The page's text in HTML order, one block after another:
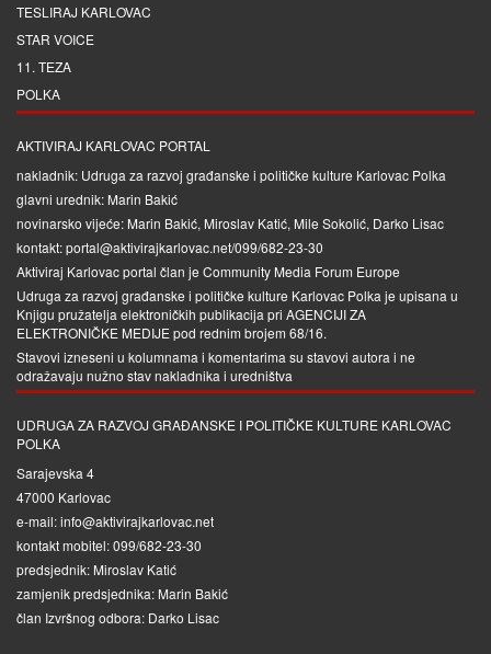
TESLIRAJ KARLOVAC
STAR VOICE
11. TEZA
POLKA
AKTIVIRAJ KARLOVAC PORTAL
nakladnik: Udruga za razvoj građanske i političke kulture Karlovac Polka
glavni urednik: Marin Bakić
novinarsko vijeće: Marin Bakić, Miroslav Katić, Mile Sokolić, Darko Lisac
kontakt: portal@aktivirajkarlovac.net/099/682-23-30
Aktiviraj Karlovac portal član je Community Media Forum Europe
Udruga za razvoj građanske i političke kulture Karlovac Polka je upisana u
Knjigu pružatelja elektroničkih publikacija pri AGENCIJI ZA
ELEKTRONIČKE MEDIJEpod rednim brojem 68/16.
Stavovi izneseni u kolumnama i komentarima su stavovi autora i ne
odražavaju nužno stav nakladnika i uredništva
UDRUGA ZA RAZVOJ GRAĐANSKE I POLITIČKE KULTURE KARLOVAC
POLKA
Sarajevska 4
47000 Karlovac
e-mail: info@aktivirajkarlovac.net
kontakt mobitel: 099/682-23-30
predsjednik: Miroslav Katić
zamjenik predsjednika: Marin Bakić
član Izvršnog odbora: Darko Lisac